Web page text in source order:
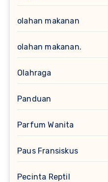
olahan makanan
olahan makanan.
Olahraga
Panduan
Parfum Wanita
Paus Fransiskus
Pecinta Reptil